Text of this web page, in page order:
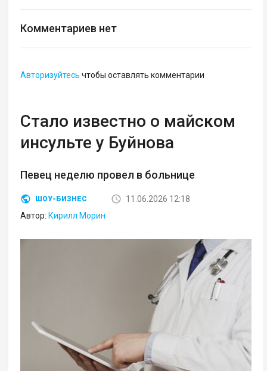
Комментариев нет
Авторизуйтесь чтобы оставлять комментарии
Стало известно о майском
инсульте у Буйнова
Певец неделю провел в больнице
ШОУ-БИЗНЕС
11.06.2026 12:18
Автор: Кирилл Морин